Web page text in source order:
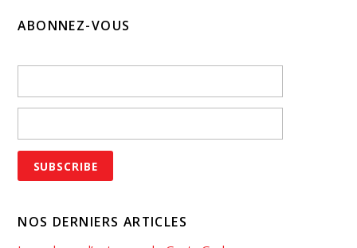
ABONNEZ-VOUS
NOS DERNIERS ARTICLES